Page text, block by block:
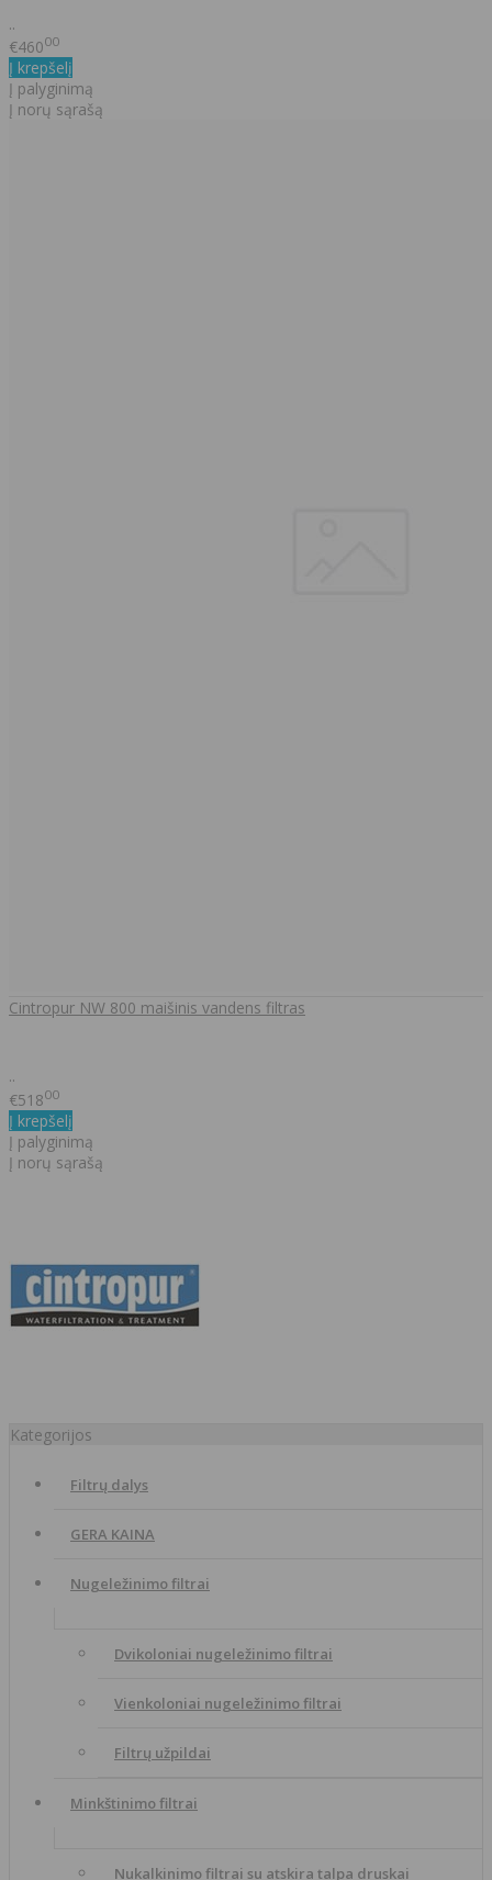
..
€46000
Į krepšelį
Į palyginimą
Į norų sąrašą
Cintropur NW 800 maišinis vandens filtras
..
€51800
Į krepšelį
Į palyginimą
Į norų sąrašą
Kategorijos
Filtrų dalys
GERA KAINA
Nugeležinimo filtrai
Dvikoloniai nugeležinimo filtrai
Vienkoloniai nugeležinimo filtrai
Filtrų užpildai
Minkštinimo filtrai
Nukalkinimo filtrai su atskira talpa druskai